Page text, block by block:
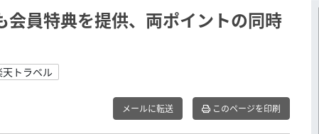
員特典を提供、両ポイントの同時
天トラベル
メールに転送 このページを印刷